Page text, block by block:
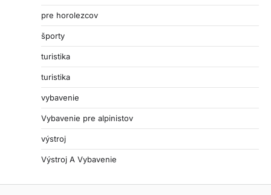
pre horolezcov
športy
turistika
turistika
vybavenie
Vybavenie pre alpinistov
výstroj
Výstroj A Vybavenie